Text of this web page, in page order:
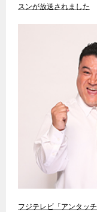
スンが放送されました
フジテレビ「アンタッ